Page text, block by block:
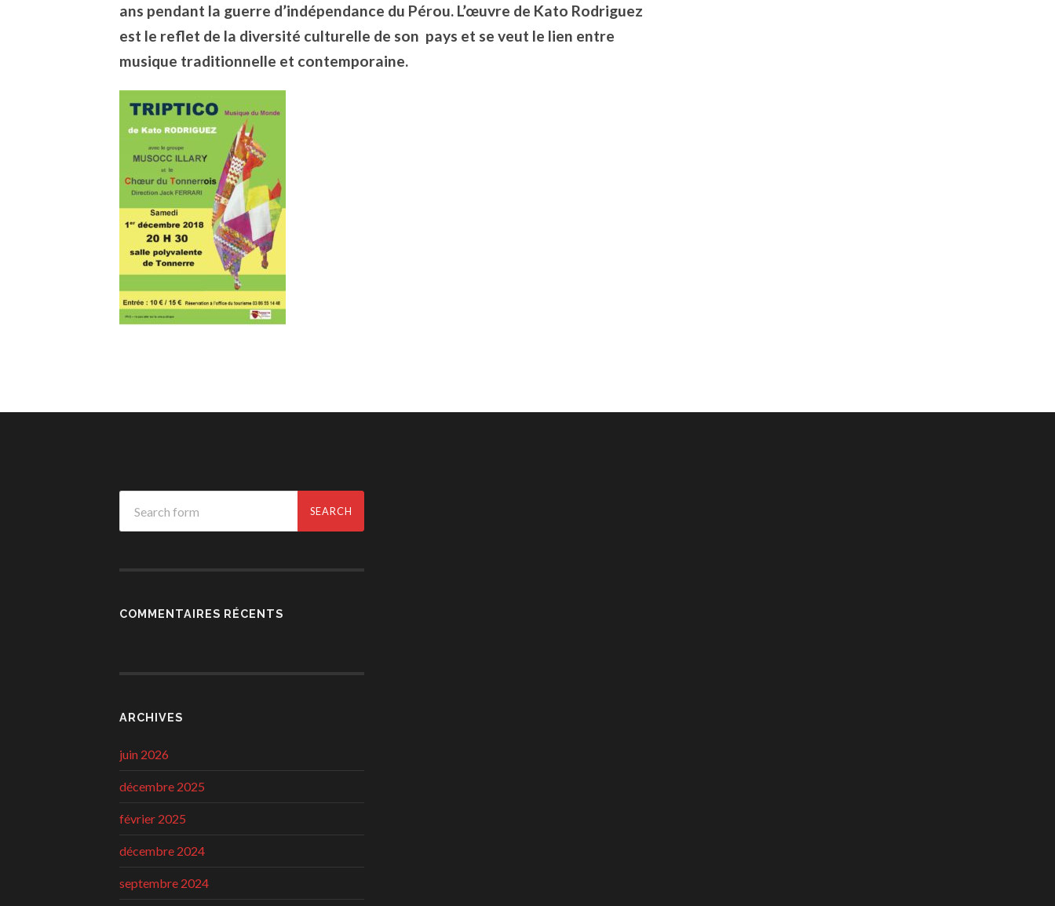
ans pendant la guerre d’indépendance du Pérou. L’œuvre de Kato Rodriguez
est le reflet de la diversité culturelle de son pays et se veut le lien entre
musique traditionnelle et contemporaine.
COMMENTAIRES RÉCENTS
ARCHIVES
juin 2026
décembre 2025
février 2025
décembre 2024
septembre 2024